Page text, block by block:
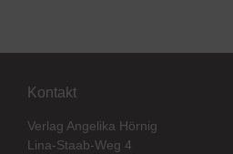
Kontakt
Verlag Angelika Hörnig
Lina-Staab-Weg 4